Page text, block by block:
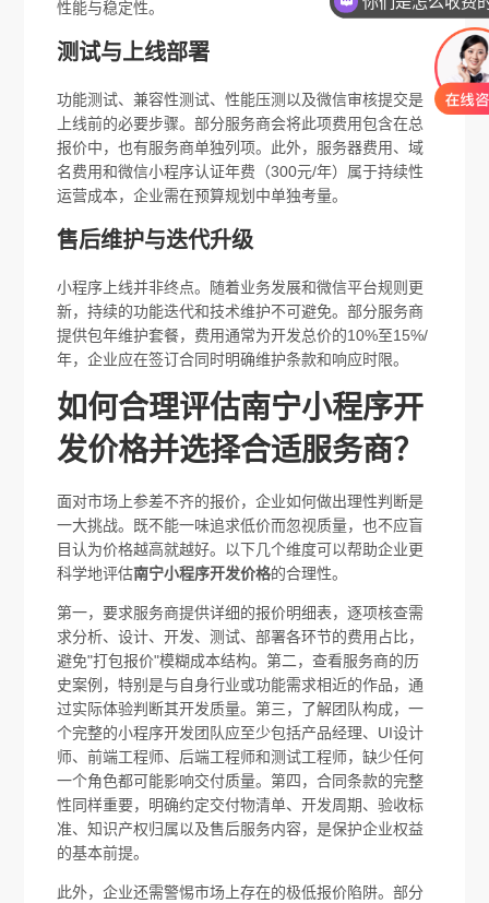
性能与稳定性。
测试与上线部署
功能测试、兼容性测试、性能压测以及微信审核提交是
上线前的必要步骤。部分服务商会将此项费用包含在总
报价中，也有服务商单独列项。此外，服务器费用、域
名费用和微信小程序认证年费（300元/年）属于持续性
运营成本，企业需在预算规划中单独考量。
售后维护与迭代升级
小程序上线并非终点。随着业务发展和微信平台规则更
新，持续的功能迭代和技术维护不可避免。部分服务商
提供包年维护套餐，费用通常为开发总价的10%至15%/
年，企业应在签订合同时明确维护条款和响应时限。
如何合理评估南宁小程序开
发价格并选择合适服务商？
面对市场上参差不齐的报价，企业如何做出理性判断是
一大挑战。既不能一味追求低价而忽视质量，也不应盲
目认为价格越高就越好。以下几个维度可以帮助企业更
科学地评估南宁小程序开发价格的合理性。
第一，要求服务商提供详细的报价明细表，逐项核查需
求分析、设计、开发、测试、部署各环节的费用占比，
避免"打包报价"模糊成本结构。第二，查看服务商的历
史案例，特别是与自身行业或功能需求相近的作品，通
过实际体验判断其开发质量。第三，了解团队构成，一
个完整的小程序开发团队应至少包括产品经理、UI设计
师、前端工程师、后端工程师和测试工程师，缺少任何
一个角色都可能影响交付质量。第四，合同条款的完整
性同样重要，明确约定交付物清单、开发周期、验收标
准、知识产权归属以及售后服务内容，是保护企业权益
的基本前提。
此外，企业还需警惕市场上存在的极低报价陷阱。部分